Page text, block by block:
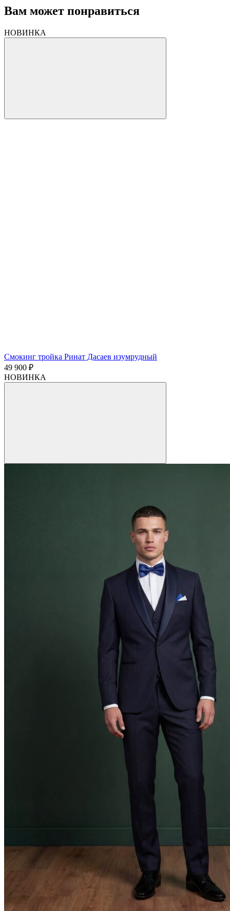
Вам может понравиться
НОВИНКА
Смокинг тройка Ринат Дасаев изумрудный
49 900 ₽
НОВИНКА